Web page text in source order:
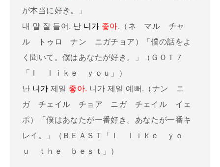
が本当に好き。」
내 말 잘 들어. 난 니가 좋아.（ネ マル チャ
ル トゥロ ナン ニガチョア）「僕の話をよ
く聞いて。僕はあなたが好き。」（ＧＯＴ７
「Ｉ ｌｉｋｅ ｙｏｕ」）
난 니가 제일 좋아. 니가 제일 예뻐.（ナン ニ
ガ チェイル チョア ニガ チェイル イェ
ポ）「僕はあなたが一番好き。あなたが一番キ
レイ。」（ＢＥＡＳＴ「Ｉ ｌｉｋｅ ｙｏ
ｕ ｔｈｅ ｂｅｓｔ」）